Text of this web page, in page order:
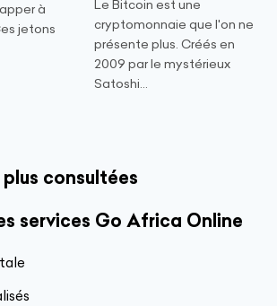
à
jetons
Le Bitcoin est une
cryptomonnaie que l'on ne
présente plus. Créés en
2009 par le mystérieux
Satoshi...
consultées
services Go Africa Online